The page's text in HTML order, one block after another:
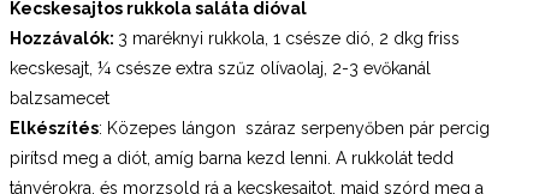
Kecskesajtos rukkola saláta dióval
Hozzávalók: 3 maréknyi rukkola, 1 csésze dió, 2 dkg friss
kecskesajt, ¼ csésze extra szűz olívaolaj, 2-3 evőkanál
balzsamecet
Elkészítés: Közepes lángon száraz serpenyőben pár percig
pirítsd meg a diót, amíg barna kezd lenni. A rukkolát tedd
tányérokra, és morzsold rá a kecskesajtot, majd szórd meg a